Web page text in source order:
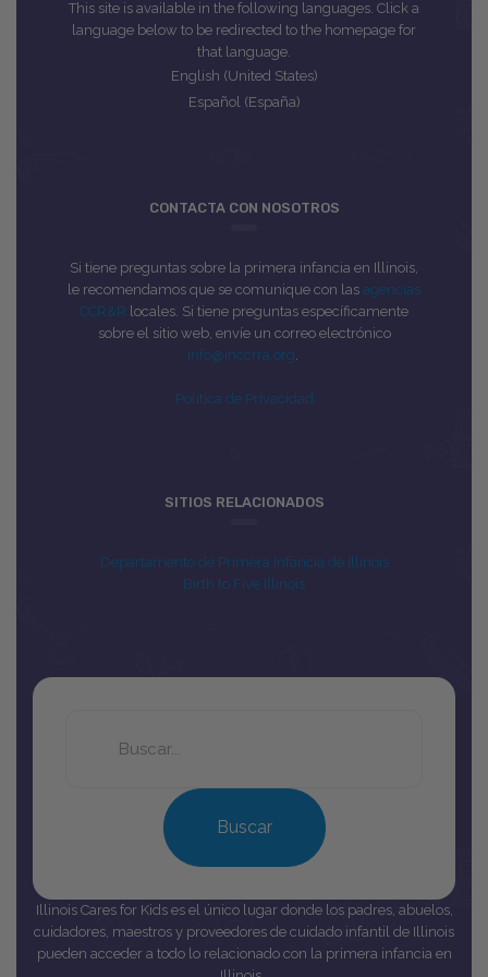
This site is available in the following languages. Click a
language below to be redirected to the homepage for
that language.
English (United States)
Español (España)
CONTACTA CON NOSOTROS
Si tiene preguntas sobre la primera infancia en Illinois,
le recomendamos que se comunique con las agencias
CCR&R locales. Si tiene preguntas específicamente
sobre el sitio web, envíe un correo electrónico
info@inccrra.org.
Política de Privacidad
SITIOS RELACIONADOS
Departamento de Primera Infancia de Illinois
Birth to Five Illinois
Buscar
Illinois Cares for Kids es el único lugar donde los padres, abuelos,
cuidadores, maestros y proveedores de cuidado infantil de Illinois
pueden acceder a todo lo relacionado con la primera infancia en